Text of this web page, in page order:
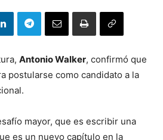
Antonio Walker, confirmó que
postularse como candidato a la
mayor, que es escribir una
es un nuevo capítulo en la